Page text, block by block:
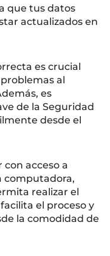
que tus datos
actualizados en
es crucial
al
es
de la Seguridad
desde el
acceso a
computadora,
realizar el
el proceso y
la comodidad de